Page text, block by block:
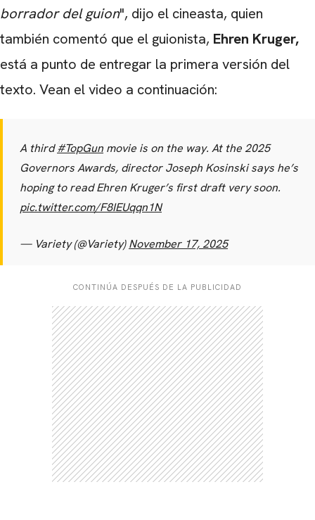
borrador del guion", dijo el cineasta, quien
también comentó que el guionista, Ehren Kruger,
está a punto de entregar la primera versión del
texto. Vean el video a continuación:
A third#TopGun movie is on the way. At the 2025
Governors Awards, director Joseph Kosinski says he’s
hoping to read Ehren Kruger’s first draft very soon.
pic.twitter.com/F8IEUqqn1N
— Variety (@Variety)November 17, 2025
CONTINÚA DESPUÉS DE LA PUBLICIDAD